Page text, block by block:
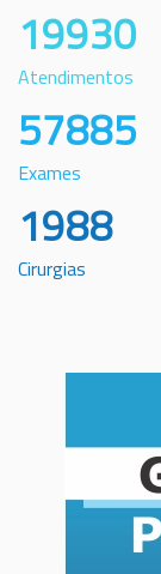
19930
Atendimentos
57885
Exames
1988
Cirurgias